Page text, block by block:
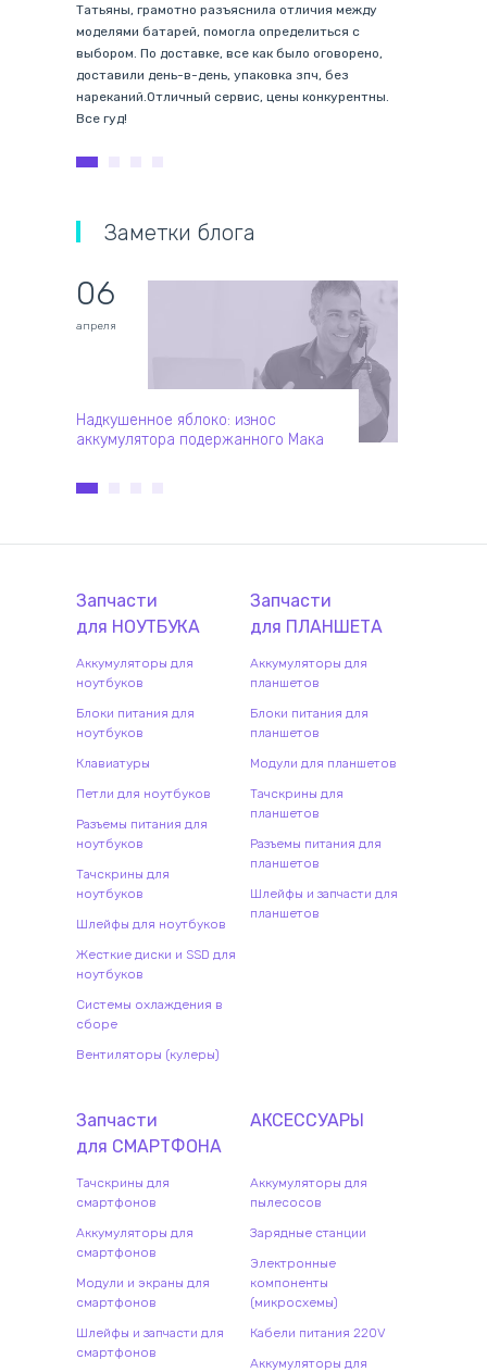
Татьяны, грамотно разъяснила отличия между
моделями батарей, помогла определиться с
выбором. По доставке, все как было оговорено,
доставили день-в-день, упаковка зпч, без
нареканий.Отличный сервис, цены конкурентны.
Все гуд!
Заметки блога
06
апреля
Надкушенное яблоко: износ
аккумулятора подержанного Мака
Запчасти
для НОУТБУКА
Аккумуляторы для
ноутбуков
Блоки питания для
ноутбуков
Клавиатуры
Петли для ноутбуков
Разъемы питания для
ноутбуков
Тачскрины для
ноутбуков
Шлейфы для ноутбуков
Жесткие диски и SSD для
ноутбуков
Системы охлаждения в
сборе
Вентиляторы (кулеры)
Запчасти
для ПЛАНШЕТА
Аккумуляторы для
планшетов
Блоки питания для
планшетов
Модули для планшетов
Тачскрины для
планшетов
Разъемы питания для
планшетов
Шлейфы и запчасти для
планшетов
Запчасти
для СМАРТФОНА
Тачскрины для
смартфонов
Аккумуляторы для
смартфонов
Модули и экраны для
смартфонов
Шлейфы и запчасти для
смартфонов
АКСЕССУАРЫ
Аккумуляторы для
пылесосов
Зарядные станции
Электронные
компоненты
(микросхемы)
Кабели питания 220V
Аккумуляторы для